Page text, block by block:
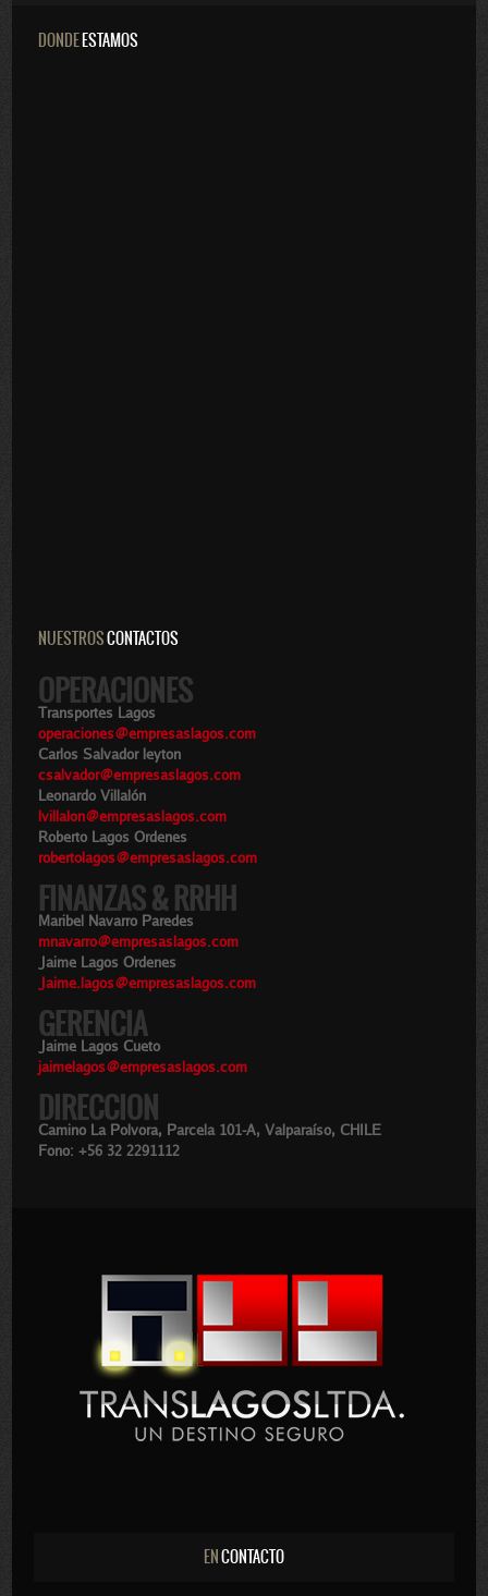
DONDE ESTAMOS
NUESTROSCONTACTOS
OPERACIONES
Transportes Lagos
operaciones@empresaslagos.com
Carlos Salvador leyton
csalvador@empresaslagos.com
Leonardo Villalón
lvillalon@empresaslagos.com
Roberto Lagos Ordenes
robertolagos@empresaslagos.com
FINANZAS & RRHH
Maribel Navarro Paredes
mnavarro@empresaslagos.com
Jaime Lagos Ordenes
Jaime.lagos@empresaslagos.com
GERENCIA
Jaime Lagos Cueto
jaimelagos@empresaslagos.com
DIRECCION
Camino La Polvora, Parcela 101-A, Valparaíso, CHILE
Fono: +56 32 2291112
EN CONTACTO